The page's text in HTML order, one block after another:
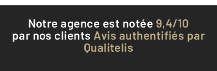
Notre agence est notée 9,4/10
par nos clients Avis authentifiés par
Qualitelis